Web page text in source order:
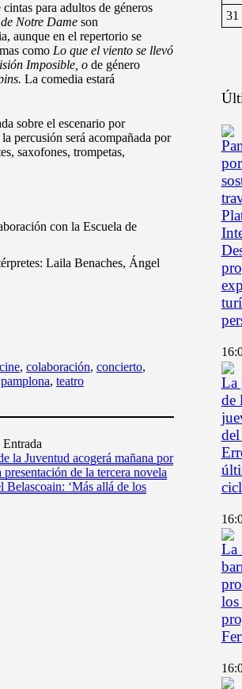
para adultos de géneros
Notre Dame son
aunque en el repertorio se
como Lo que el viento se llevó
Imposible, o de género
La comedia estará
sobre el escenario por
percusión será acompañada por
saxofones, trompetas,
con la Escuela de
Laila Benaches, Ángel
cine, colaboración, concierto,
pamplona, teatro
la Juventud acogerá mañana por
presentación de la tercera novela
Belascoain: ‘Más allá de los
31
La
de
La
los